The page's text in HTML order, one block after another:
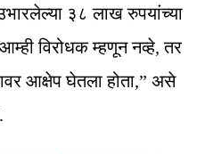
३८ लाख रुपयांच्या
विरोधक म्हणून नव्हे, तर
आक्षेप घेतला होता,” असे